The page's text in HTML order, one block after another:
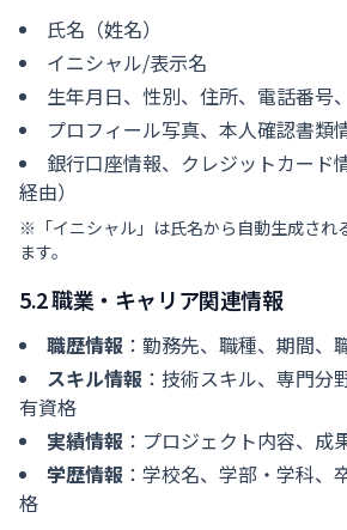
氏名（姓名）
イニシャル/表示名
生年月日、性別、住所、電話番号
プロフィール写真、本人確認書類
銀行口座情報、クレジットカード
経由）
※「イニシャル」は氏名から自動生成され
ます。
5.2 職業・キャリア関連情報
職歴情報 ：勤務先、職種、期間、
スキル情報 ：技術スキル、専門分
有資格
実績情報 ：プロジェクト内容、成
学歴情報 ：学校名、学部・学科、
格